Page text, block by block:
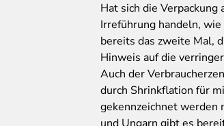
Hat sich die
Irreführung handeln,
bereits das zweite Mal,
Hinweis auf die
Auch der
durch Shrinkflation für
gekennzeichnet werden